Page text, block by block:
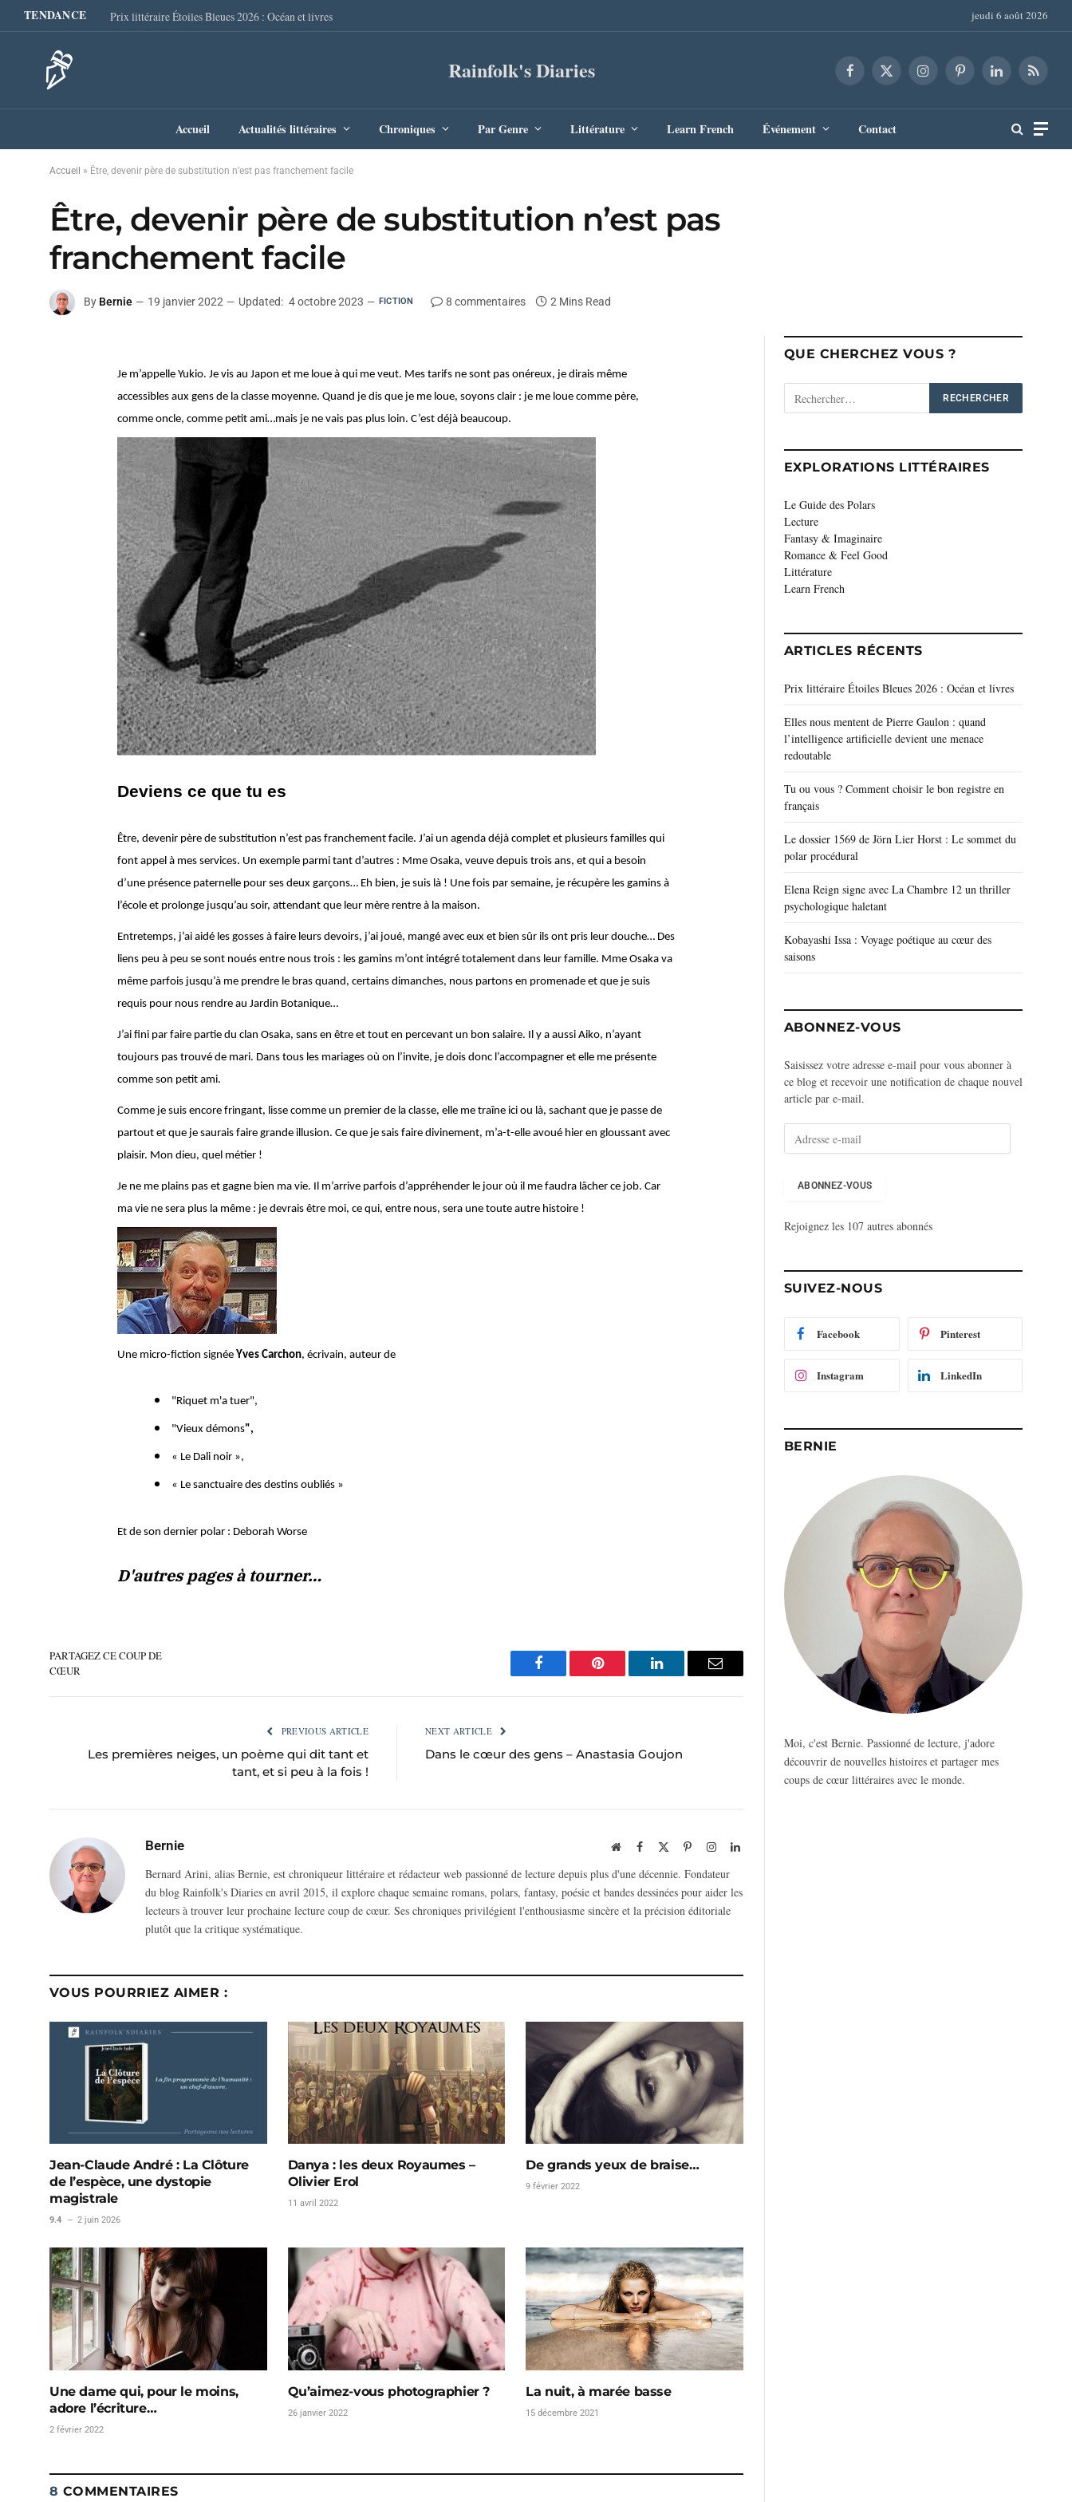
TENDANCE Prix littéraire Étoiles Bleues 2026 : Océan et livres jeudi 6 août 2026
Rainfolk's Diaries Facebook
X
InstagramPinterestLinkedInRSS
Accueil Actualités littéraires Chroniques Par Genre Littérature Learn French Événement Contact
Accueil » Être, devenir père de substitution n’est pas franchement facile
Être, devenir père de substitution n’est pas
franchement facile
By Bernie 19 janvier 2022 Updated: 4 octobre 2023 FICTION 8 commentaires 2 Mins Read
Je m’appelle Yukio. Je vis au Japon et me loue à qui me veut. Mes tarifs ne sont pas onéreux, je dirais même
accessibles aux gens de la classe moyenne. Quand je dis que je me loue, soyons clair : je me loue comme père,
comme oncle, comme petit ami…mais je ne vais pas plus loin. C’est déjà beaucoup.
Deviens ce que tu es
Être, devenir père de substitution n’est pas franchement facile. J’ai un agenda déjà complet et plusieurs familles qui
font appel à mes services. Un exemple parmi tant d’autres : Mme Osaka, veuve depuis trois ans, et qui a besoin
d’une présence paternelle pour ses deux garçons… Eh bien, je suis là ! Une fois par semaine, je récupère les gamins à
l’école et prolonge jusqu’au soir, attendant que leur mère rentre à la maison.
Entretemps, j’ai aidé les gosses à faire leurs devoirs, j’ai joué, mangé avec eux et bien sûr ils ont pris leur douche… Des
liens peu à peu se sont noués entre nous trois : les gamins m’ont intégré totalement dans leur famille. Mme Osaka va
même parfois jusqu’à me prendre le bras quand, certains dimanches, nous partons en promenade et que je suis
requis pour nous rendre au Jardin Botanique…
J’ai fini par faire partie du clan Osaka, sans en être et tout en percevant un bon salaire. Il y a aussi Aiko, n’ayant
toujours pas trouvé de mari. Dans tous les mariages où on l’invite, je dois donc l’accompagner et elle me présente
comme son petit ami.
Comme je suis encore fringant, lisse comme un premier de la classe, elle me traîne ici ou là, sachant que je passe de
partout et que je saurais faire grande illusion. Ce que je sais faire divinement, m’a-t-elle avoué hier en gloussant avec
plaisir. Mon dieu, quel métier !
Je ne me plains pas et gagne bien ma vie. Il m’arrive parfois d’appréhender le jour où il me faudra lâcher ce job. Car
ma vie ne sera plus la même : je devrais être moi, ce qui, entre nous, sera une toute autre histoire !
Une micro-fiction signée Yves Carchon, écrivain, auteur de
"Riquet m'a tuer",
"Vieux démons",
« Le Dali noir »,
« Le sanctuaire des destins oubliés »
Et de son dernier polar : Deborah Worse
D'autres pages à tourner…
PARTAGEZ CE COUP DE
CŒUR
Facebook Pinterest LinkedIn Email
PREVIOUS ARTICLE
Les premières neiges, un poème qui dit tant et
tant, et si peu à la fois !
NEXT ARTICLE
Dans le cœur des gens – Anastasia Goujon
Bernie WebsiteFacebook PinterestInstagramLinkedIn
Bernard Arini, alias Bernie, est chroniqueur littéraire et rédacteur web passionné de lecture depuis plus d'une décennie. Fondateur
du blog Rainfolk's Diaries en avril 2015, il explore chaque semaine romans, polars, fantasy, poésie et bandes dessinées pour aider les
lecteurs à trouver leur prochaine lecture coup de cœur. Ses chroniques privilégient l'enthousiasme sincère et la précision éditoriale
plutôt que la critique systématique.
VOUS POURRIEZ AIMER :
Jean-Claude André : La Clôture
de l’espèce, une dystopie
magistrale
9.4 2 juin 2026
Danya : les deux Royaumes –
Olivier Erol
11 avril 2022
De grands yeux de braise…
9 février 2022
Une dame qui, pour le moins,
adore l’écriture…
2 février 2022
Qu’aimez-vous photographier ?
26 janvier 2022
La nuit, à marée basse
15 décembre 2021
8 COMMENTAIRES
QUE CHERCHEZ VOUS ?
EXPLORATIONS LITTÉRAIRES
Le Guide des Polars
Lecture
Fantasy & Imaginaire
Romance & Feel Good
Littérature
Learn French
ARTICLES RÉCENTS
Prix littéraire Étoiles Bleues 2026 : Océan et livres
Elles nous mentent de Pierre Gaulon : quand
l’intelligence artificielle devient une menace
redoutable
Tu ou vous ? Comment choisir le bon registre en
français
Le dossier 1569 de Jörn Lier Horst : Le sommet du
polar procédural
Elena Reign signe avec La Chambre 12 un thriller
psychologique haletant
Kobayashi Issa : Voyage poétique au cœur des
saisons
ABONNEZ-VOUS
Saisissez votre adresse e-mail pour vous abonner à
ce blog et recevoir une notification de chaque nouvel
article par e-mail.
e
m
a
ABONNEZ-VOUS
Rejoignez les 107 autres abonnés
SUIVEZ-NOUS
Facebook Pinterest
Instagram LinkedIn
BERNIE
Moi, c'est Bernie. Passionné de lecture, j'adore
découvrir de nouvelles histoires et partager mes
coups de cœur littéraires avec le monde.